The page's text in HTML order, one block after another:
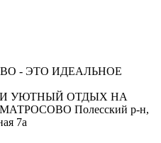
- ЭТО ИДЕАЛЬНОЕ
УЮТНЫЙ ОТДЫХ НА
Полесский р-н,
7а